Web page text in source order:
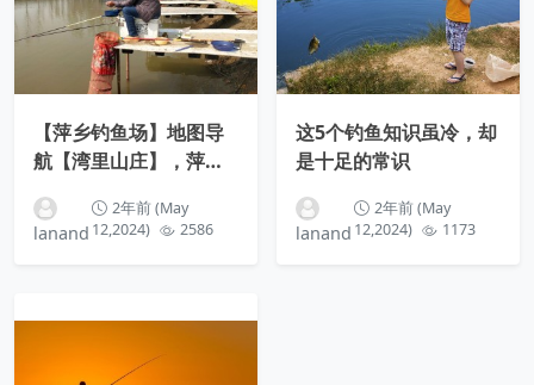
【萍乡钓鱼场】地图导
航【湾里山庄】，萍乡
lanand
2年前 (May
12,2024)
2586
这5个钓鱼知识虽冷，却
是十足的常识
lanand
2年前 (May
12,2024)
1173